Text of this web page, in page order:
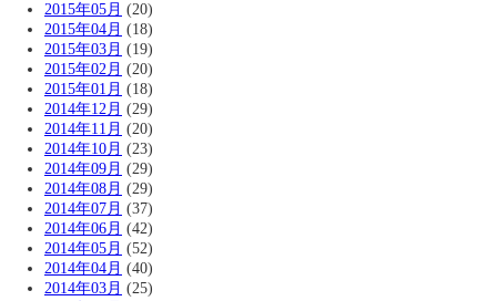
2015年05月 (20)
2015年04月 (18)
2015年03月 (19)
2015年02月 (20)
2015年01月 (18)
2014年12月 (29)
2014年11月 (20)
2014年10月 (23)
2014年09月 (29)
2014年08月 (29)
2014年07月 (37)
2014年06月 (42)
2014年05月 (52)
2014年04月 (40)
2014年03月 (25)